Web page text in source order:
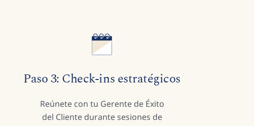
Paso 3: Check-ins estratégicos
Reúnete con tu Gerente de Éxito
del Cliente durante sesiones de